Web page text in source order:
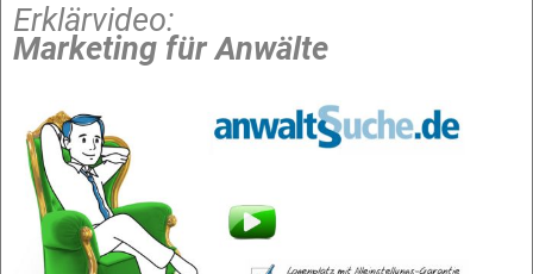
Erklärvideo:
Marketing für Anwälte